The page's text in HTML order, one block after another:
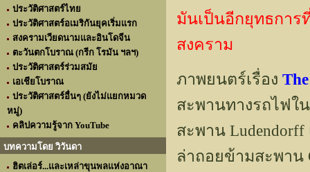
ประวัติศาสตร์ไทย
ประวัติศาสตร์อเมริกันยุคเริ่มแรก
สงครามเวียดนามและอินโดจีน
ตะวันตกโบราณ (กรีก โรมัน ฯลฯ)
ประวัติศาสตร์ร่วมสมัย
เอเชียโบราณ
ประวัติศาสตร์อื่นๆ (ยังไม่แยกหมวด
หมู่)
คลิปความรู้จาก YouTube
บทความโดย วิวันดา
ฮิตเล่อร์...และเหล่าขุนพลแห่งอาณา
มันเป็นอีกยุทธการ
สงคราม
ภาพยนตร์เรื่อง
สะพานทางรถไฟใ
สะพาน
ล่าถอยข้ามสะพาน